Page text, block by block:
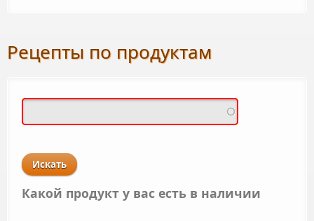
Рецепты по продуктам
Какой продукт у вас есть в наличии